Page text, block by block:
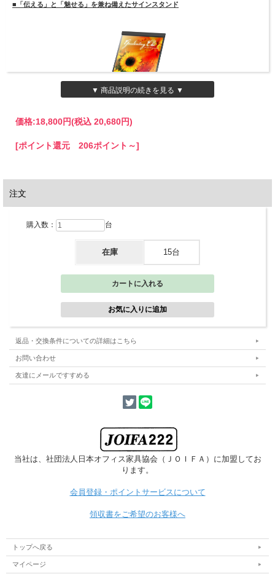
■「伝える」と「魅せる」を兼ね備えたサインスタンド
一枚のスチール板を折り曲げたミニマルデザインが特徴です。
サテンブラックの艶を抑えた質感が、オフィスや商業施設に品よくなじみ、情報掲
示を「空間演出の一部」に変えます。
▼ 商品説明の続きを見る ▼
価格:18,800円(税込 20,680円)
[ポイント還元 206ポイント～]
注文
購入数： 台
在庫 15台
返品・交換条件についての詳細はこちら
お問い合わせ
友達にメールですすめる
当社は、社団法人日本オフィス家具協会 （ＪＯＩＦＡ）に加盟してお
ります。
会員登録・ポイントサービスについて
領収書をご希望のお客様へ
トップへ戻る
マイページ